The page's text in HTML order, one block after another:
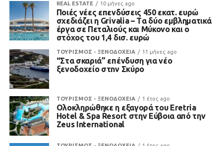
REAL ESTATE 10 μήνες ago
Ποιές νέες επενδύσεις 450 εκατ. ευρώ
σχεδιάζει η Grivalia – Tα δύο εμβληματικά
έργα σε Πεταλιούς και Μύκονο και ο
στόχος του 1,4 δισ. ευρώ
ΤΟΥΡΙΣΜΟΣ - ΞΕΝΟΔΟΧΕΙΑ 11 μήνες ago
“Στα σκαριά” επένδυση για νέο
ξενοδοχείο στnν Σκύρο
ΤΟΥΡΙΣΜΟΣ - ΞΕΝΟΔΟΧΕΙΑ 1 έτος ago
Ολοκληρώθηκε η εξαγορά του Eretria
Hotel & Spa Resort στην Εύβοια από την
Zeus International